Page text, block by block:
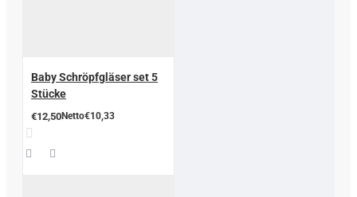
Baby Schröpfgläser set 5
Stücke
€12,50Netto€10,33